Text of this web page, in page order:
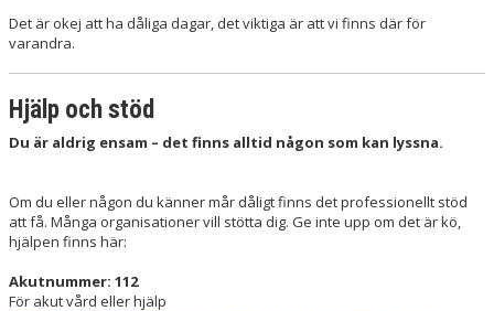
Det är okej att ha dåliga dagar, det viktiga är att vi finns där för
varandra.
Hjälp och stöd
Du är aldrig ensam – det finns alltid någon som kan lyssna.
Om du eller någon du känner mår dåligt finns det professionellt stöd
att få. Många organisationer vill stötta dig. Ge inte upp om det är kö,
hjälpen finns här:
Akutnummer: 112
För akut vård eller hjälp